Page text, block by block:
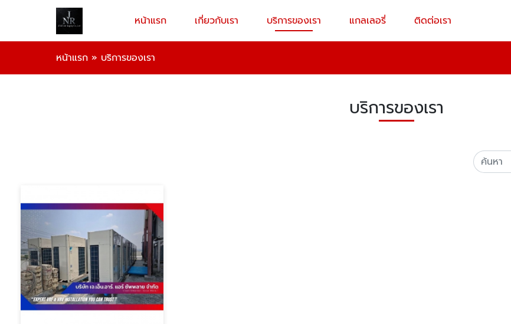
หน้าแรก เกี่ยวกับเรา บริการของเรา แกลเลอรี่ ติดต่อเรา
หน้าแรก » บริการของเรา
บริการของเรา